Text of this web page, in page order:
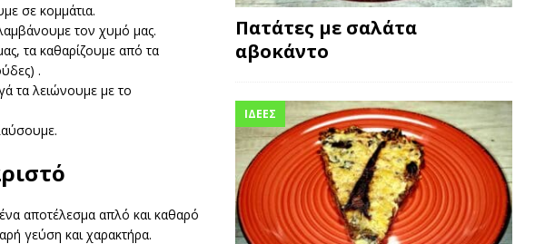
σε κομμάτια.
τον χυμό μας.
τα καθαρίζουμε από τα
.
τα λειώνουμε με το
αποτέλεσμα απλό και καθαρό
γεύση και χαρακτήρα.
Πατάτες με σαλάτα
αβοκάντο
ΙΔΕΕΣ